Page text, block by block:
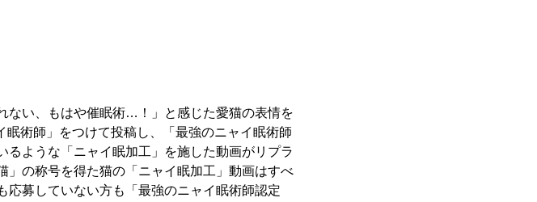
ない、もはや催眠術…！」と感じた愛猫の表情を
術師」をつけて投稿し、「最強のニャイ眠術師
ような「ニャイ眠加工」を施した動画がリプラ
」の称号を得た猫の「ニャイ眠加工」動画はすべ
募していない方も「最強のニャイ眠術師認定